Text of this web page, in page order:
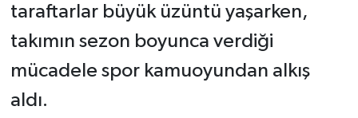
taraftarlar büyük üzüntü yaşarken,
takımın sezon boyunca verdiği
mücadele spor kamuoyundan alkış
aldı.